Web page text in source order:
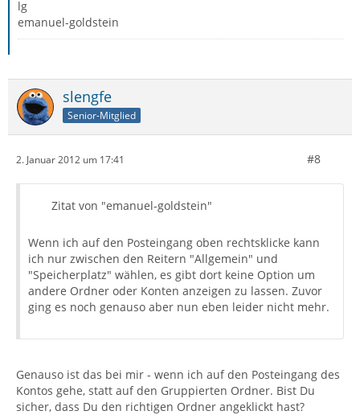
lg
emanuel-goldstein
slengfe
Senior-Mitglied
2. Januar 2012 um 17:41 #8
Zitat von "emanuel-goldstein"
Wenn ich auf den Posteingang oben rechtsklicke kann
ich nur zwischen den Reitern "Allgemein" und
"Speicherplatz" wählen, es gibt dort keine Option um
andere Ordner oder Konten anzeigen zu lassen. Zuvor
ging es noch genauso aber nun eben leider nicht mehr.
Genauso ist das bei mir - wenn ich auf den Posteingang des
Kontos gehe, statt auf den Gruppierten Ordner. Bist Du
sicher, dass Du den richtigen Ordner angeklickt hast?